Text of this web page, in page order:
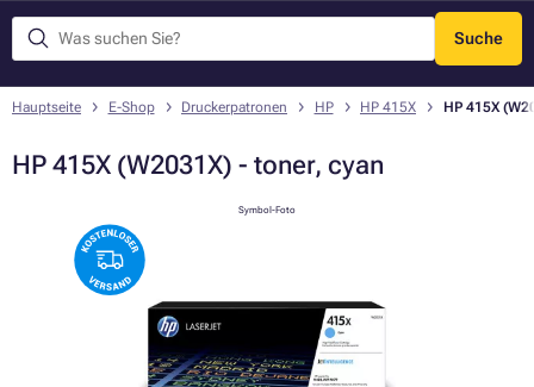
Suche
Menü
Hauptseite E-Shop Druckerpatronen HP HP 415X HP 415X
HP 415X (W2031X) - toner, cyan
Symbol-Foto